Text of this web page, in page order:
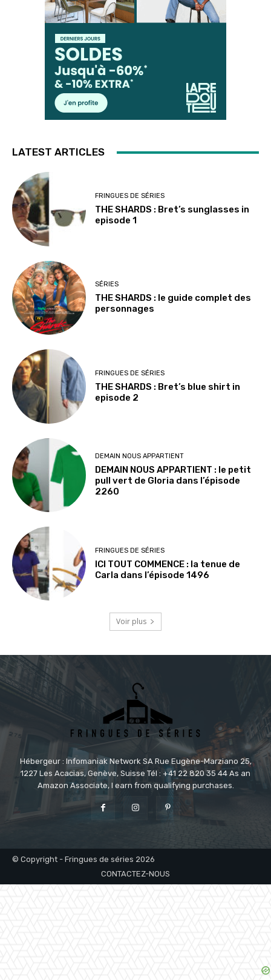
LATEST ARTICLES
FRINGUES DE SÉRIES
THE SHARDS : Bret’s sunglasses in
episode 1
SÉRIES
THE SHARDS : le guide complet des
personnages
FRINGUES DE SÉRIES
THE SHARDS : Bret’s blue shirt in
episode 2
DEMAIN NOUS APPARTIENT
DEMAIN NOUS APPARTIENT : le petit
pull vert de Gloria dans l’épisode
2260
FRINGUES DE SÉRIES
ICI TOUT COMMENCE : la tenue de
Carla dans l’épisode 1496
Voir plus
Hébergeur : Infomaniak Network SA Rue Eugène-Marziano 25,
1227 Les Acacias, Genève, Suisse Tél : +41 22 820 35 44 As an
Amazon Associate, I earn from qualifying purchases.
© Copyright - Fringues de séries 2026
CONTACTEZ-NOUS